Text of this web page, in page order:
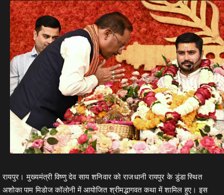
रायपुर। मुख्यमंत्री विष्णु देव साय शनिवार को राजधानी रायपुर के डुंडा स्थित
अशोका पाम मिडोज कॉलोनी में आयोजित श्रीमद्भागवत कथा में शामिल हुए। इस